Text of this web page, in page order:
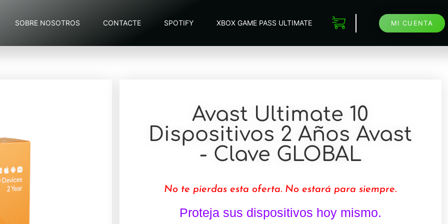
SOBRE NOSOTROS CONTACTE SPOTIFY XBOX GAME PASS ULTIMATE MI CUENTA
Avast Ultimate 10
Dispositivos 2 Años Avast
- Clave GLOBAL
No te pierdas esta oferta. No estará para siempre.
Proteja sus dispositivos hoy mismo.